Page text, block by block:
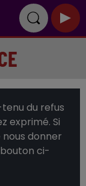
du refus
exprimé. Si
donner
ci-